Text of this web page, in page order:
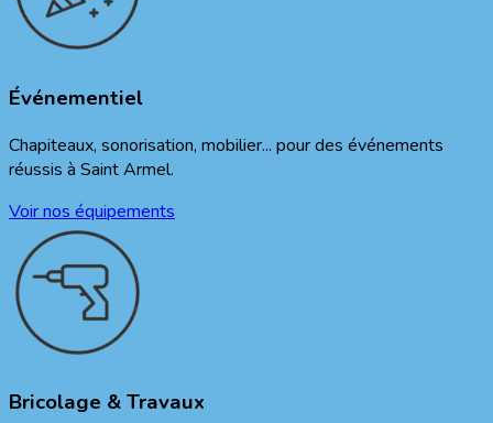
Événementiel
Chapiteaux, sonorisation, mobilier... pour des événements
réussis à Saint Armel.
Voir nos équipements
Bricolage & Travaux